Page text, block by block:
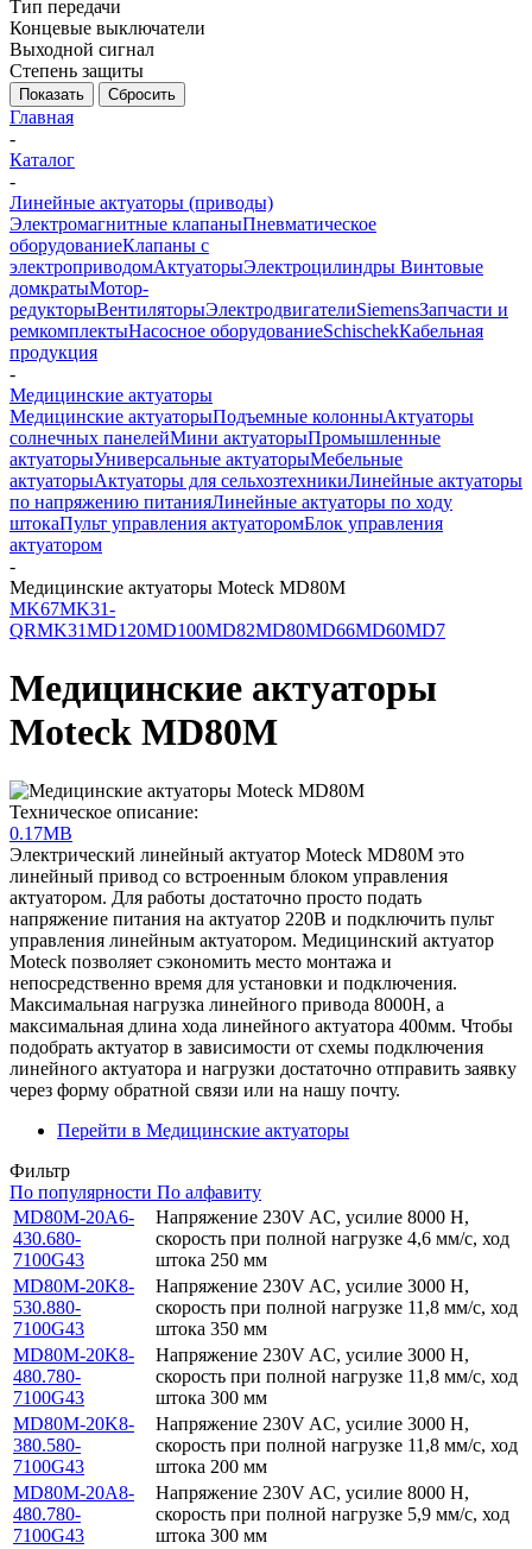
Тип передачи
Концевые выключатели
Выходной сигнал
Степень защиты
Показать Сбросить
Главная
-
Каталог
-
Линейные актуаторы (приводы)
Электромагнитные клапаныПневматическое
оборудованиеКлапаны с
электроприводомАктуаторыЭлектроцилиндры Винтовые
домкратыМотор-
редукторыВентиляторыЭлектродвигателиSiemensЗапчасти и
ремкомплектыНасосное оборудованиеSchischekКабельная
продукция
-
Медицинские актуаторы
Медицинские актуаторыПодъемные колонныАктуаторы
солнечных панелейМини актуаторыПромышленные
актуаторыУниверсальные актуаторыМебельные
актуаторыАктуаторы для сельхозтехникиЛинейные актуаторы
по напряжению питанияЛинейные актуаторы по ходу
штокаПульт управления актуаторомБлок управления
актуатором
-
Медицинские актуаторы Moteck MD80M
MK67MK31-
QRMK31MD120MD100MD82MD80MD66MD60MD7
Медицинские актуаторы
Moteck MD80M
Техническое описание:
0.17MB
Электрический линейный актуатор Moteck MD80M это
линейный привод со встроенным блоком управления
актуатором. Для работы достаточно просто подать
напряжение питания на актуатор 220В и подключить пульт
управления линейным актуатором. Медицинский актуатор
Moteck позволяет сэкономить место монтажа и
непосредственно время для установки и подключения.
Максимальная нагрузка линейного привода 8000Н, а
максимальная длина хода линейного актуатора 400мм. Чтобы
подобрать актуатор в зависимости от схемы подключения
линейного актуатора и нагрузки достаточно отправить заявку
через форму обратной связи или на нашу почту.
Перейти в Медицинские актуаторы
Фильтр
По популярности По алфавиту
MD80M-20A6-
430.680-
7100G43
Напряжение 230V AC, усилие 8000 Н,
скорость при полной нагрузке 4,6 мм/с, ход
штока 250 мм
MD80M-20K8-
530.880-
7100G43
Напряжение 230V AC, усилие 3000 Н,
скорость при полной нагрузке 11,8 мм/с, ход
штока 350 мм
MD80M-20K8-
480.780-
7100G43
Напряжение 230V AC, усилие 3000 Н,
скорость при полной нагрузке 11,8 мм/с, ход
штока 300 мм
MD80M-20K8-
380.580-
7100G43
Напряжение 230V AC, усилие 3000 Н,
скорость при полной нагрузке 11,8 мм/с, ход
штока 200 мм
MD80M-20A8-
480.780-
7100G43
Напряжение 230V AC, усилие 8000 Н,
скорость при полной нагрузке 5,9 мм/с, ход
штока 300 мм